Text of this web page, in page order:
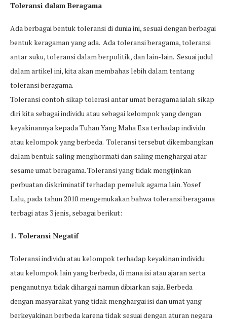
Toleransi dalam Beragama
Ada berbagai bentuk toleransi di dunia ini, sesuai dengan berbagai
bentuk keragaman yang ada. Ada toleransi beragama, toleransi
antar suku, toleransi dalam berpolitik, dan lain-lain. Sesuai judul
dalam artikel ini, kita akan membahas lebih dalam tentang
toleransi beragama.
Toleransi contoh sikap tolerasi antar umat beragama ialah sikap
diri kita sebagai individu atau sebagai kelompok yang dengan
keyakinannya kepada Tuhan Yang Maha Esa terhadap individu
atau kelompok yang berbeda. Toleransi tersebut dikembangkan
dalam bentuk saling menghormati dan saling menghargai atar
sesame umat beragama. Toleransi yang tidak mengijinkan
perbuatan diskriminatif terhadap pemeluk agama lain. Yosef
Lalu, pada tahun 2010 mengemukakan bahwa toleransi beragama
terbagi atas 3 jenis, sebagai berikut:
1. Toleransi Negatif
Toleransi individu atau kelompok terhadap keyakinan individu
atau kelompok lain yang berbeda, di mana isi atau ajaran serta
penganutnya tidak dihargai namun dibiarkan saja. Berbeda
dengan masyarakat yang tidak menghargai isi dan umat yang
berkeyakinan berbeda karena tidak sesuai dengan aturan negara